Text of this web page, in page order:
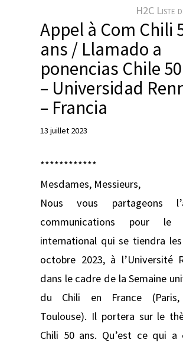
H2C Liste
Appel à Com Chili
ans / Llamado a
ponencias Chile
– Universidad
– Francia
13 juillet 2023
************
Mesdames, Messieurs,
Nous vous partageons
communications pour le
international qui se tiendra
octobre 2023, à l’Université
dans le cadre de la Semaine
du Chili en France (Paris,
Toulouse). Il portera sur le
Chili 50 ans. Qu’est ce qui a